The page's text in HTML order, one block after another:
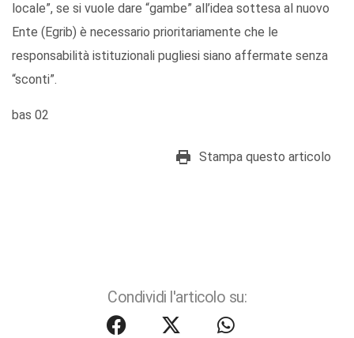
locale”, se si vuole dare “gambe” all’idea sottesa al nuovo
Ente (Egrib) è necessario prioritariamente che le
responsabilità istituzionali pugliesi siano affermate senza
“sconti”.
bas 02
Stampa questo articolo
Condividi l'articolo su: